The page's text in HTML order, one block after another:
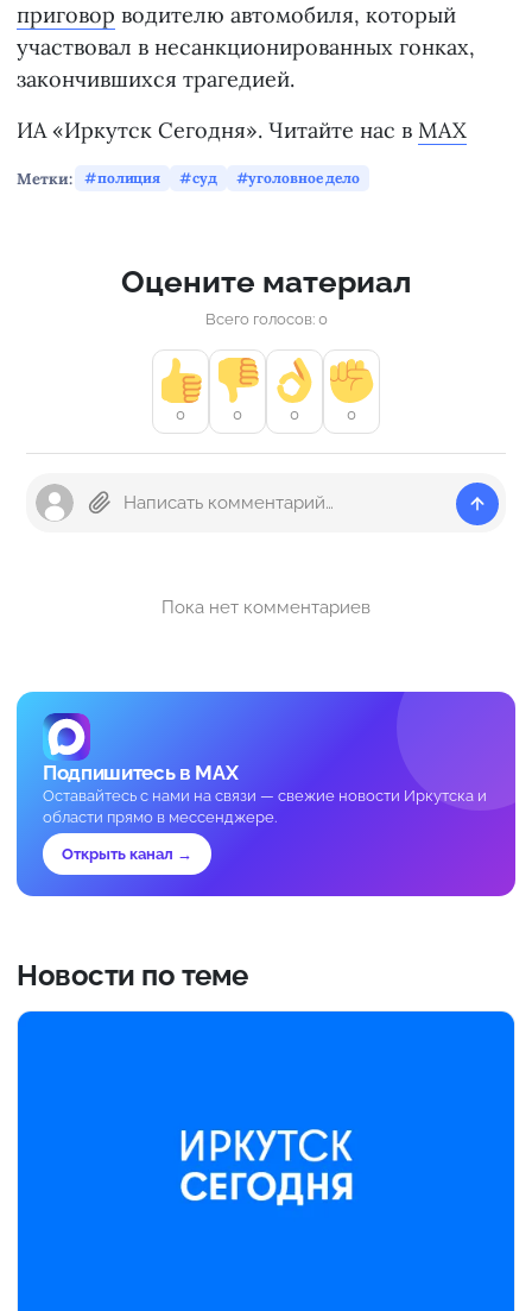
приговор водителю автомобиля, который
участвовал в несанкционированных гонках,
закончившихся трагедией.
ИА «Иркутск Сегодня». Читайте нас в MAX
Метки: полиция суд уголовное дело
Оцените материал
Всего голосов: 0
0 0 0 0
Пока нет комментариев
Подпишитесь в MAX
Оставайтесь с нами на связи — свежие новости Иркутска и
области прямо в мессенджере.
Открыть канал →
Новости по теме